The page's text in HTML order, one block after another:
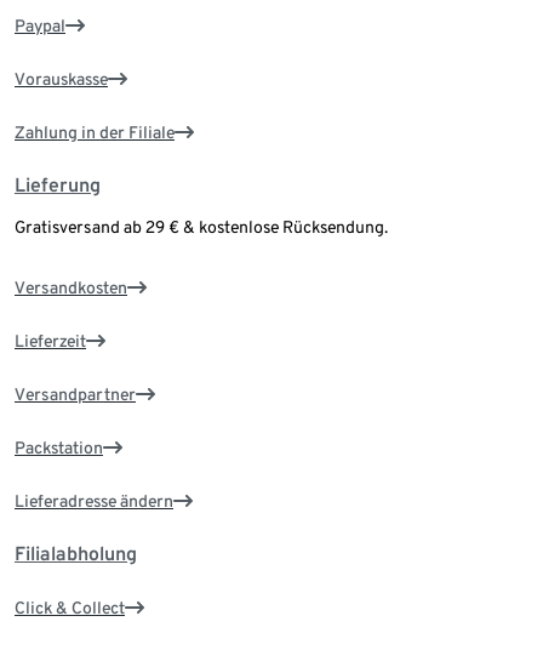
Paypal
Vorauskasse
Zahlung in der Filiale
Lieferung
Gratisversand ab 29 € & kostenlose Rücksendung.
Versandkosten
Lieferzeit
Versandpartner
Packstation
Lieferadresse ändern
Filialabholung
Click & Collect